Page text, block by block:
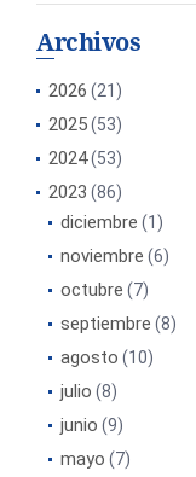
Archivos
2026 (21)
2025(53)
2024(53)
2023 (86)
diciembre (1)
noviembre (6)
octubre (7)
septiembre (8)
agosto (10)
julio (8)
junio (9)
mayo (7)